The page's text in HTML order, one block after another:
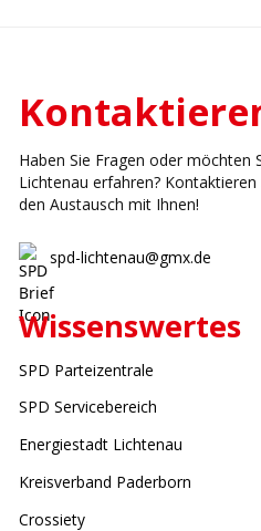
Haben Sie Fragen oder möchten
Lichtenau erfahren?
den Austausch mit Ihnen!
spd-lichtenau@gmx.de
Wissenswertes
SPD Parteizentrale
SPD Servicebereich
Energiestadt Lichtenau
Kreisverband Paderborn
Crossiety